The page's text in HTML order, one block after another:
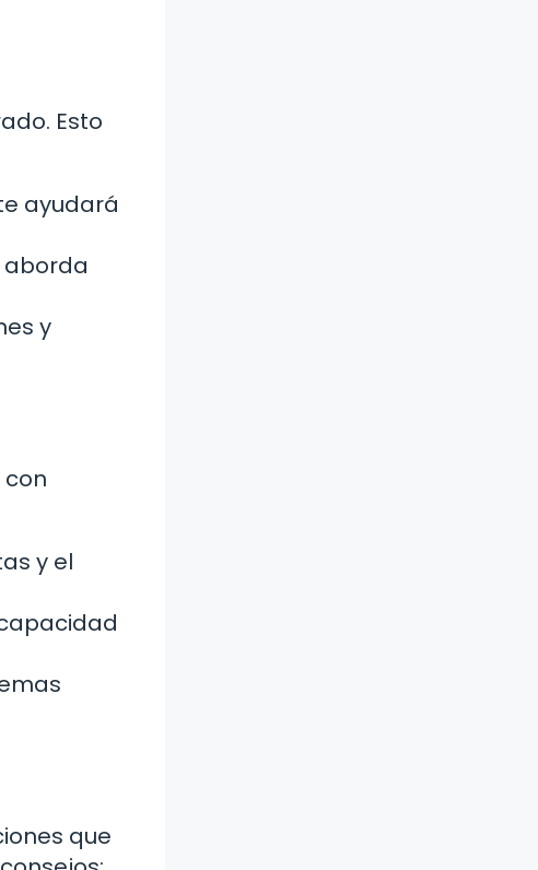
Esto
ayudará
aborda
y
y el
que